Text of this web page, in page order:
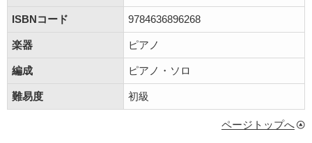
ISBNコード 9784636896268
楽器 ピアノ
編成 ピアノ・ソロ
難易度 初級
ページトップへ